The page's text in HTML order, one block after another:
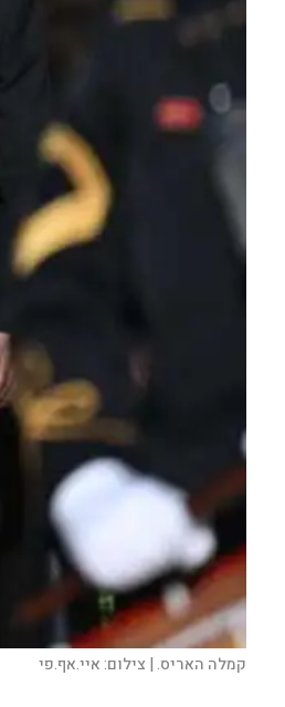
קמלה האריס. | צילום:איי.אף.פי